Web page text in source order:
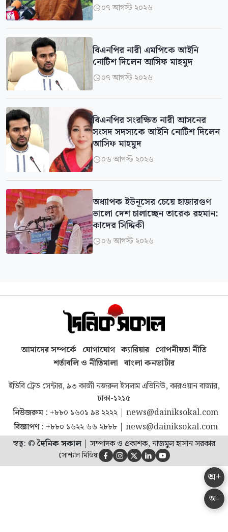
০৭ আগস্ট ২০২৬
বিএনপির নারী এমপিকে আইনি
নোটিশ দিলেন আসিফ মাহমুদ
০৭ আগস্ট ২০২৬
বিএনপির সংরক্ষিত নারী আসনের
সংসদ সদস্যকে আইনি নোটিশ দিলেন
আসিফ মাহমুদ
০৬ আগস্ট ২০২৬
অধ্যাপক ইউনূসের চেয়ে হাজারগুণ
ভালো দেশ চালাচ্ছেন তারেক রহমান:
কাদের সিদ্দিকী
০৬ আগস্ট ২০২৬
অ-
অ+
আমাদের সম্পর্কে যোগাযোগ ক্যারিয়ার গোপনীয়তা নীতি
শর্তাবলি ও নীতিমালা বাংলা কনভার্টার
ইডিবি ট্রেড সেন্টার, ৯৩ কাজী নজরুল ইসলাম এভিনিউ, কারওয়ান বাজার,
ঢাকা-১২১৫
নিউজরুম : +৮৮০ ১৬০১ ৯৪ ২২২২| news@dainiksokal.com
বিজ্ঞাপণ : +৮৮০ ১৬২২ ৬৬ ২৮৮৮| news@dainiksokal.com
স্বত্ব: ©দৈনিক সকাল| সম্পাদক ও প্রকাশক, নাজমুল হাসান সরকার
সোশ্যাল মিডিয়া     